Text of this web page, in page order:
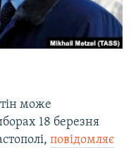
може
18 березня
повідомляє